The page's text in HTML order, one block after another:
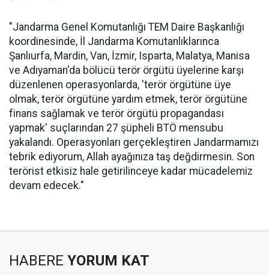
"Jandarma Genel Komutanlığı TEM Daire Başkanlığı
koordinesinde, İl Jandarma Komutanlıklarınca
Şanlıurfa, Mardin, Van, İzmir, Isparta, Malatya, Manisa
ve Adıyaman'da bölücü terör örgütü üyelerine karşı
düzenlenen operasyonlarda, 'terör örgütüne üye
olmak, terör örgütüne yardım etmek, terör örgütüne
finans sağlamak ve terör örgütü propagandası
yapmak' suçlarından 27 şüpheli BTÖ mensubu
yakalandı. Operasyonları gerçekleştiren Jandarmamızı
tebrik ediyorum, Allah ayağınıza taş değdirmesin. Son
terörist etkisiz hale getirilinceye kadar mücadelemiz
devam edecek."
HABERE YORUM KAT